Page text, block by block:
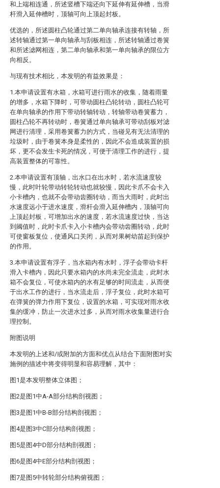
和上端相连通，所述竖槽下端还向下延伸有延伸槽，当滑
杆滑入延伸槽时，顶轴可向上顶起封板。
优选的，所述圆柱凸轮通过第二单向轴承连接有转轴，所
述转轴通过第一单向轴承与刮板相连，所述转轴通过卷簧
和所述滤网相连，第二单向轴承和第一单向轴承的限位方
向相反。
与现有技术相比，本发明的有益效果是：
1.本申请设置有水箱，水箱可进行雨水的收集，随着雨量
的增多，水箱下降时，可带动圆柱凸轮转动，圆柱凸轮可
在单向轴承的作用下带动转轴转动，转轴带动卷簧蓄力，
圆柱凸轮不再转动时，卷簧通过单向轴承可带动刮板对滤
网进行清理，采用卷簧蓄力的方式，当碰见有无法清理的
垃圾时，由于卷簧本身是柔性的，因此不会造成装置的损
坏，更不会发生卡死的情况，可便于清理工作的进行，提
高装置整体的可靠性。
2.本申请设置有顶轴，出水口在出水时，若水流速度较
慢，此时叶轮带动转轮转动也就较慢，因此卡爪不会卡入
小卡槽内，也就不会带动齿圈转动，而当大雨时，此时出
水速度远小于进水速度，滑杆会滑入延伸槽内，顶轴可向
上顶起封板，可增加出水的速度，若水流速度过快，当达
到阈值时，此时卡爪卡入小卡槽内会带动齿圈转动，此时
可使窗板复位，使通风口关闭，从而对果树幼苗起到保护
的作用。
3.本申请设置有浮子，当水箱内有水时，浮子会带动卡杆
滑入卡槽内，因此只要水箱内的水尚未完全流走，此时水
箱不会复位，可使水箱内的水有足够的时间流走，从而便
于出水工作的进行，当水流走后，浮子复位，此时水箱可
在弹簧的弹力作用下复位，设置的水箱，可实现对雨水收
集的缓冲，防止一次进水过多，从而对雨水收集量进行合
理控制。
附图说明
本发明的上述和/或附加的方面和优点从结合下面附图对实
施例的描述中将变得明显和容易理解，其中：
图1是本发明整体立体图；
图2是图1中A-A部分结构剖视图；
图3是图1中B-B部分结构剖视图；
图4是图3中C部分结构剖视图；
图5是图4中D部分结构剖视图；
图6是图4中E部分结构剖视图；
图7是图5中转轮部分结构俯视图；